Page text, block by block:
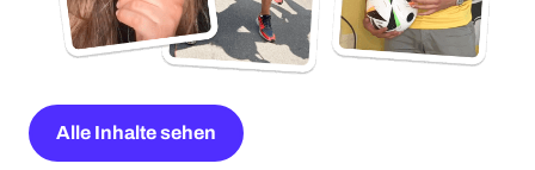
Alle Inhalte sehen